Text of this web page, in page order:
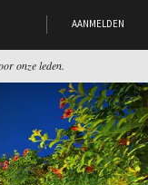
AANMELDEN
onze leden.